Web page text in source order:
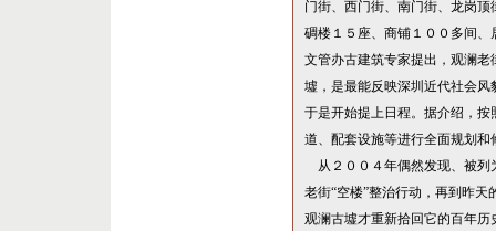
门街、西门街、南门街、龙岗
碉楼１５座、商铺１００多间
文管办古建筑专家提出，观澜
墟，是最能反映深圳近代社会
于是开始提上日程。据介绍，按
道、配套设施等进行全面规划
从２００４年偶然发现、被
老街“空楼”整治行动，再到昨天
观澜古墟才重新拾回它的百年